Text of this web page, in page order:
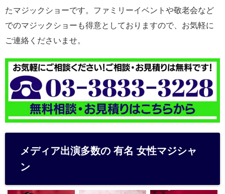
たマジックショーです。ファミリーイベントや敬老会など
でのマジックショーも得意としておりますので、お気軽に
ご連絡くださいませ。
メディア出演多数の 有名 女性マジシャ
ン